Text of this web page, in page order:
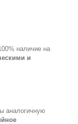
наличие на
и
аналогичную